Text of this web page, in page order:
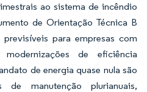
ao sistema de incêndio
de Orientação Técnica B
para empresas com
de eficiência
de energia quase nula são
de manutenção plurianuais,